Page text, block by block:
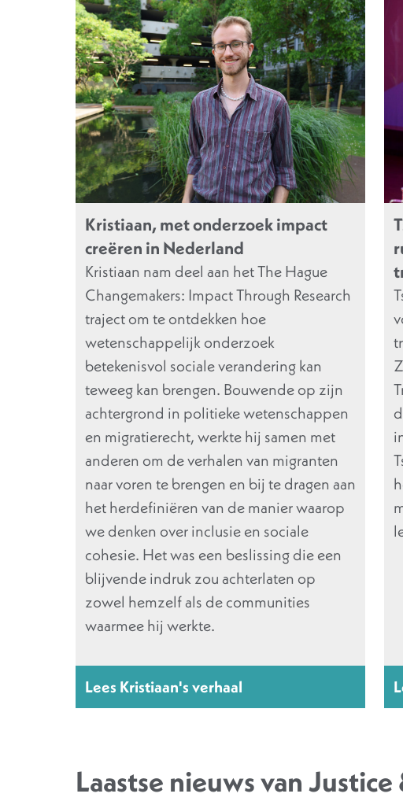
Kristiaan, met onderzoek impact
creëren in Nederland
Kristiaan nam deel aan het The Hague
Changemakers: Impact Through Research
traject om te ontdekken hoe
wetenschappelijk onderzoek
betekenisvol sociale verandering kan
teweeg kan brengen. Bouwende op zijn
achtergrond in politieke wetenschappen
en migratierecht, werkte hij samen met
anderen om de verhalen van migranten
naar voren te brengen en bij te dragen aan
het herdefiniëren van de manier waarop
we denken over inclusie en sociale
cohesie. Het was een beslissing die een
blijvende indruk zou achterlaten op
zowel hemzelf als de communities
waarmee hij werkte.
Lees Kristiaan's verhaal
Laastse nieuws van Justice